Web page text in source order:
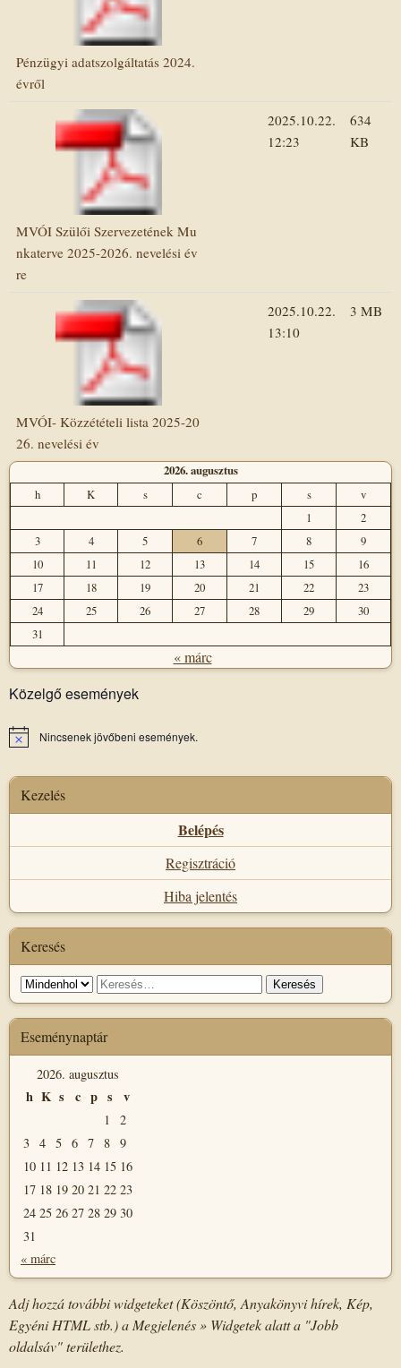
2026. augusztus
h
K s c p s
v
1
2
3
4 5 6 7 8
9
10
11 12 13 14 15
16
17
18 19 20 21 22
23
24
25 26 27 28 29
30
31
« márc
Közelgő események
Notice Nincsenek jövőbeni események.
Kezelés
Belépés
Regisztráció
Hiba jelentés
Pénzügyi adatszolgáltatás 2024.
évről
MVÓI Szülői Szervezetének Mu
nkaterve 2025-2026. nevelési év
re
2025.10.22.
12:23
634
KB
MVÓI- Közzétételi lista 2025-20
26. nevelési év
2025.10.22.
13:10
3 MB
Keresés
Keresés
helye
Keresés:
Eseménynaptár
2026. augusztus
h K s c p s v
1
2
3 4 5 6 7 8 9
10 11 12 13 14 15 16
17 18 19 20 21 22 23
24 25 26 27 28 29 30
31
« márc
Adj hozzá további widgeteket (Köszöntő, Anyakönyvi hírek, Kép,
Egyéni HTML stb.) a Megjelenés » Widgetek alatt a "Jobb
oldalsáv" területhez.